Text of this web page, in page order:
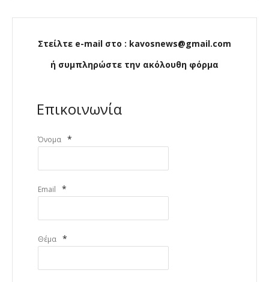
Στείλτε e-mail στο : kavosnews@gmail.com
ή συμπληρώστε την ακόλουθη φόρμα
Επικοινωνία
Όνομα *
Email *
Θέμα *